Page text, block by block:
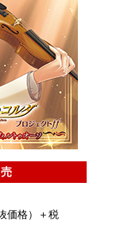
価格）＋税